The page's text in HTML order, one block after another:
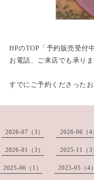
HPのTOP「予約販売受付
お電話、ご来店でも承りま
すでにご予約くださった
2026-07（3） 2026-06（4
2026-01（3） 2025-11（3
2025-06（1） 2025-05（4）